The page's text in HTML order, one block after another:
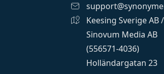
Keesing Sverige AB /
Sinovum Media AB
(556571-4036)
Holländargatan 23